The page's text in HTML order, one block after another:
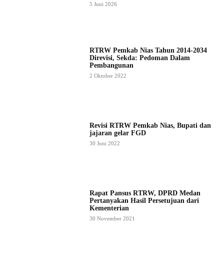
5 Juni 2026
RTRW Pemkab Nias Tahun 2014-2034
Direvisi, Sekda: Pedoman Dalam
Pembangunan
2 Oktober 2022
Revisi RTRW Pemkab Nias, Bupati dan
jajaran gelar FGD
30 Juni 2022
Rapat Pansus RTRW, DPRD Medan
Pertanyakan Hasil Persetujuan dari
Kementerian
30 November 2021